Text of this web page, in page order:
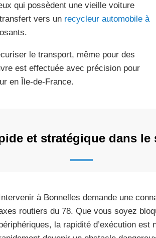
qui possèdent une vieille voiture
vers un recycleur automobile à
le transport, même pour des
est effectuée avec précision pour
en Île-de-France.
et stratégique dans le
Intervenir à Bonnelles demande une
routiers du 78. Que vous soyez
la rapidité d’exécution